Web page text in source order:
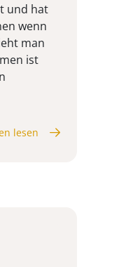
und hat
wenn
man
ist
lesen